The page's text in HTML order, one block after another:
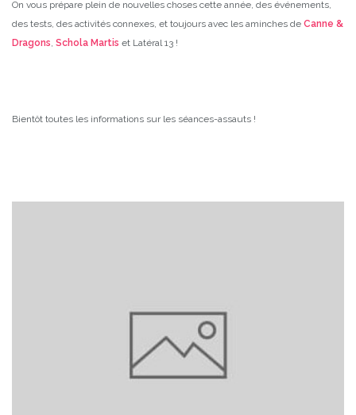
On vous prépare plein de nouvelles choses cette année, des événements,
des tests, des activités connexes, et toujours avec les aminches de Canne &
Dragons Schola Martis et Latéral 13 !
Bientôt toutes les informations sur les séances-assauts !